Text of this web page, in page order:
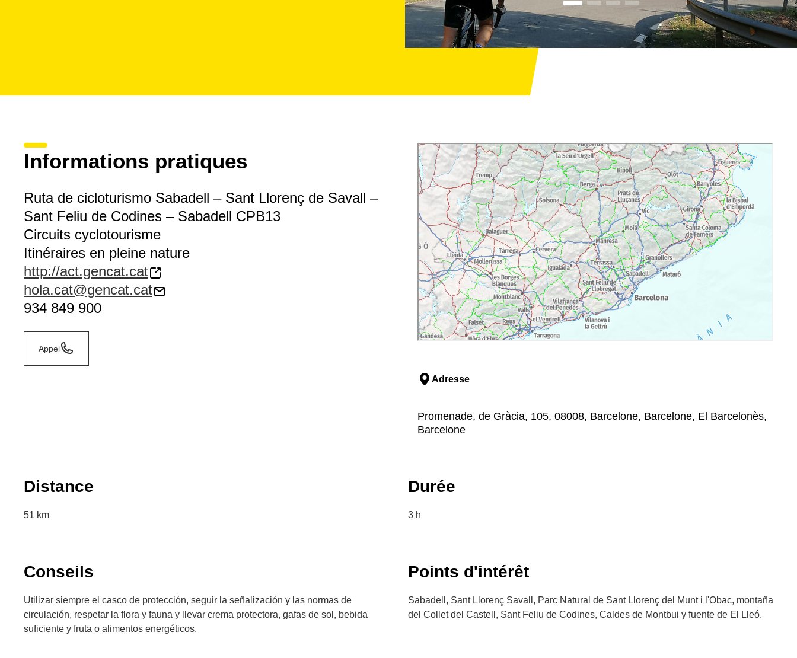
Informations pratiques
Ruta de cicloturismo Sabadell – Sant Llorenç de Savall –
Sant Feliu de Codines – Sabadell CPB13
Circuits cyclotourisme
Itinéraires en pleine nature
http://act.gencat.cat
hola.cat@gencat.cat
934 849 900
Appel
Adresse
Promenade, de Gràcia, 105, 08008, Barcelone, Barcelone, El Barcelonès,
Barcelone
Distance
51 km
Durée
3 h
Conseils
Utilizar siempre el casco de protección, seguir la señalización y las normas de
circulación, respetar la flora y fauna y llevar crema protectora, gafas de sol, bebida
suficiente y fruta o alimentos energéticos.
Points d'intérêt
Sabadell, Sant Llorenç Savall, Parc Natural de Sant Llorenç del Munt i l'Obac, montaña
del Collet del Castell, Sant Feliu de Codines, Caldes de Montbui y fuente de El Lleó.